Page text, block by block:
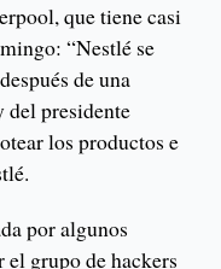
que tiene casi
“Nestlé se
de una
del presidente
los productos e
por algunos
grupo de hackers